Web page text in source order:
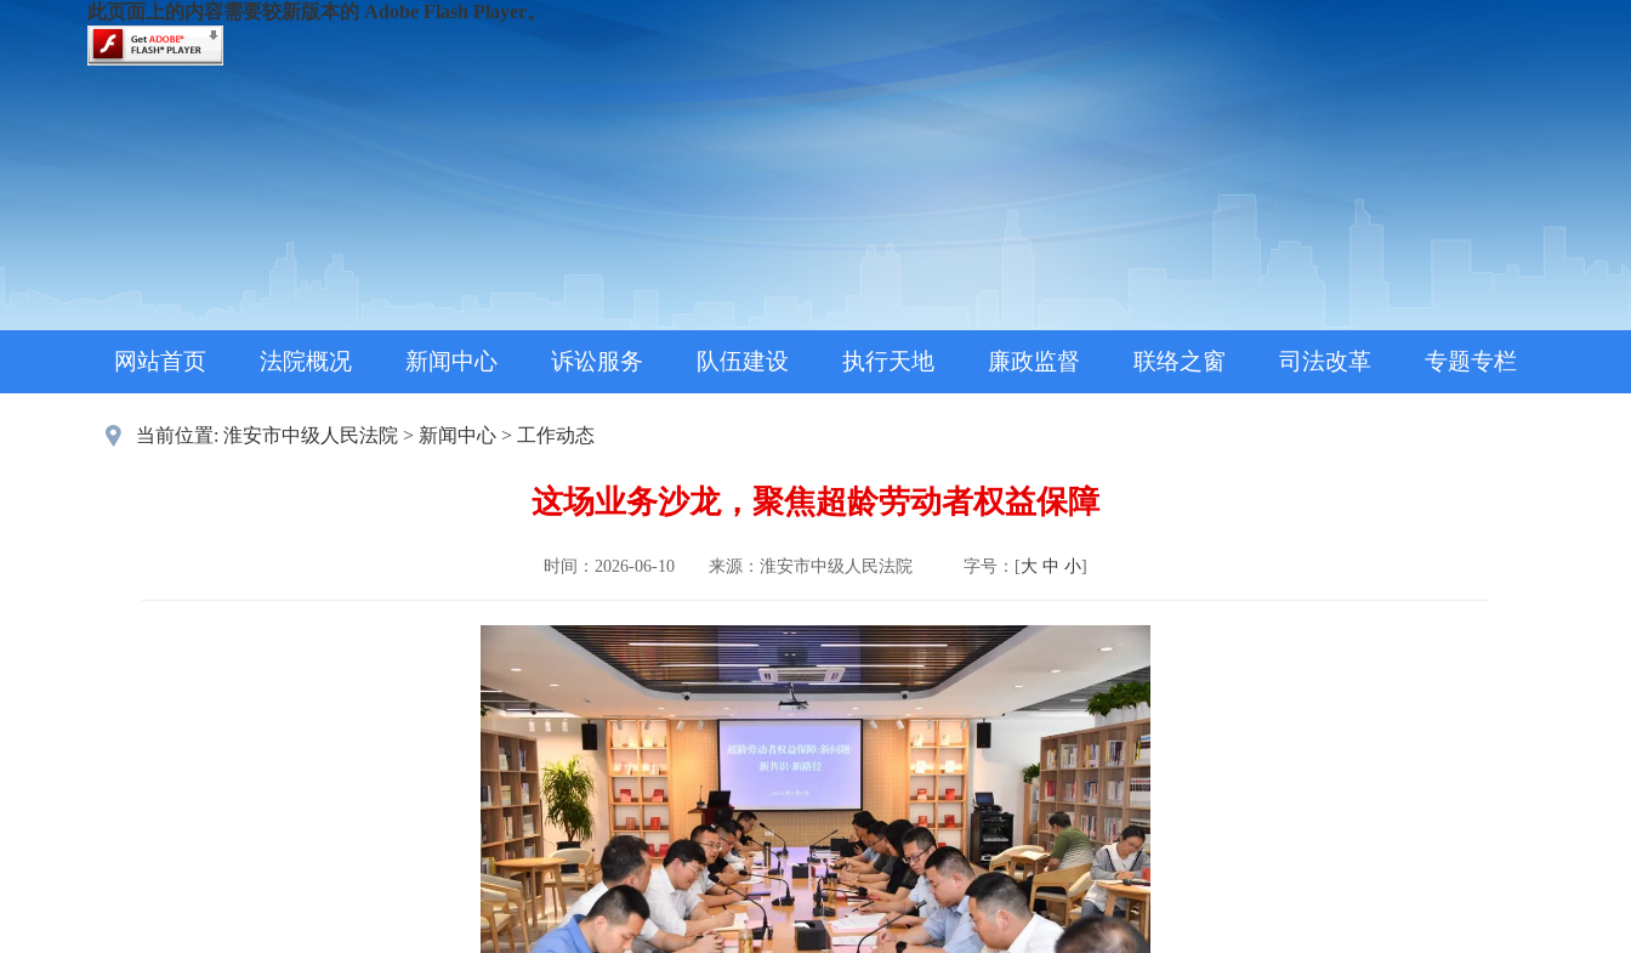
此页面上的内容需要较新版本的 Adobe Flash Player。
网站首页 法院概况 新闻中心 诉讼服务 队伍建设 执行天地 廉政监督 联络之窗 司法改革 专题专栏
当前位置: 淮安市中级人民法院 > 新闻中心 > 工作动态
这场业务沙龙，聚焦超龄劳动者权益保障
时间：2026-06-10 来源：淮安市中级人民法院 字号：[大 中 小]